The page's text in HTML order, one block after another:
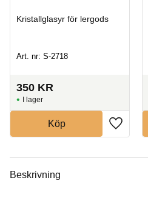
Kristallglasyr för lergods
Art. nr: S-2718
350 KR
I lager
Köp
Beskrivning